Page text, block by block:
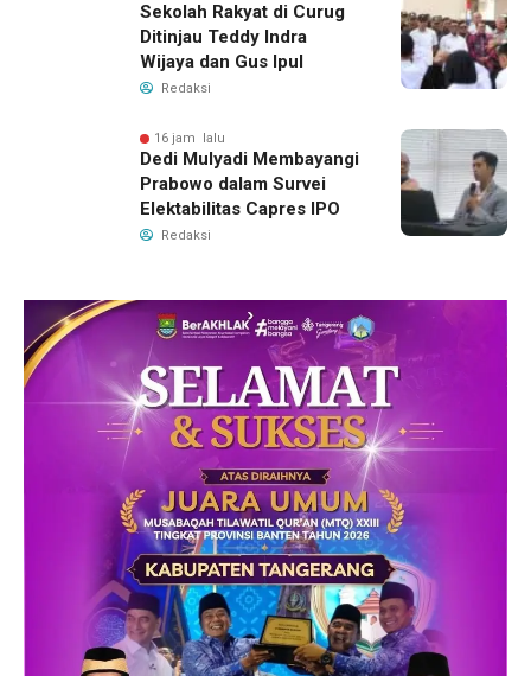
Sekolah Rakyat di Curug
Ditinjau Teddy Indra
Wijaya dan Gus Ipul
Redaksi
16 jam lalu
Dedi Mulyadi Membayangi
Prabowo dalam Survei
Elektabilitas Capres IPO
Redaksi